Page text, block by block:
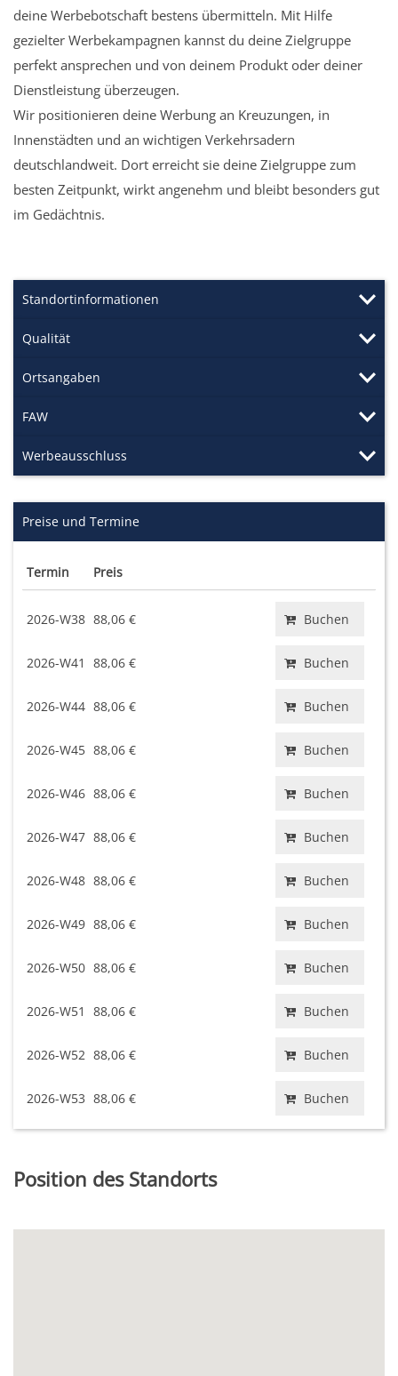
deine Werbebotschaft bestens übermitteln. Mit Hilfe
gezielter Werbekampagnen kannst du deine Zielgruppe
perfekt ansprechen und von deinem Produkt oder deiner
Dienstleistung überzeugen.
Wir positionieren deine Werbung an Kreuzungen, in
Innenstädten und an wichtigen Verkehrsadern
deutschlandweit. Dort erreicht sie deine Zielgruppe zum
besten Zeitpunkt, wirkt angenehm und bleibt besonders gut
im Gedächtnis.
Standortinformationen
Qualität
Ortsangaben
FAW
Werbeausschluss
Preise und Termine
Termin Preis
2026-W38 88,06 € Buchen
2026-W41 88,06 € Buchen
2026-W44 88,06 € Buchen
2026-W45 88,06 € Buchen
2026-W46 88,06 € Buchen
2026-W47 88,06 € Buchen
2026-W48 88,06 € Buchen
2026-W49 88,06 € Buchen
2026-W50 88,06 € Buchen
2026-W51 88,06 € Buchen
2026-W52 88,06 € Buchen
2026-W53 88,06 € Buchen
Position des Standorts